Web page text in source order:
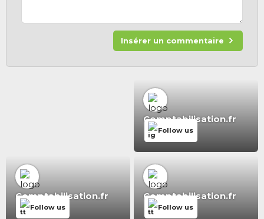
Insérer un commentaire
Comptabilisation.fr
Follow us
Comptabilisation.fr
Follow us
Comptabilisation.fr
Follow us